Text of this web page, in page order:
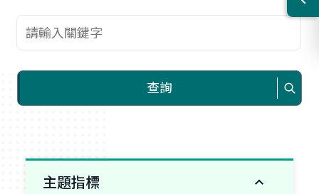
查詢關鍵字
查詢
主題指標